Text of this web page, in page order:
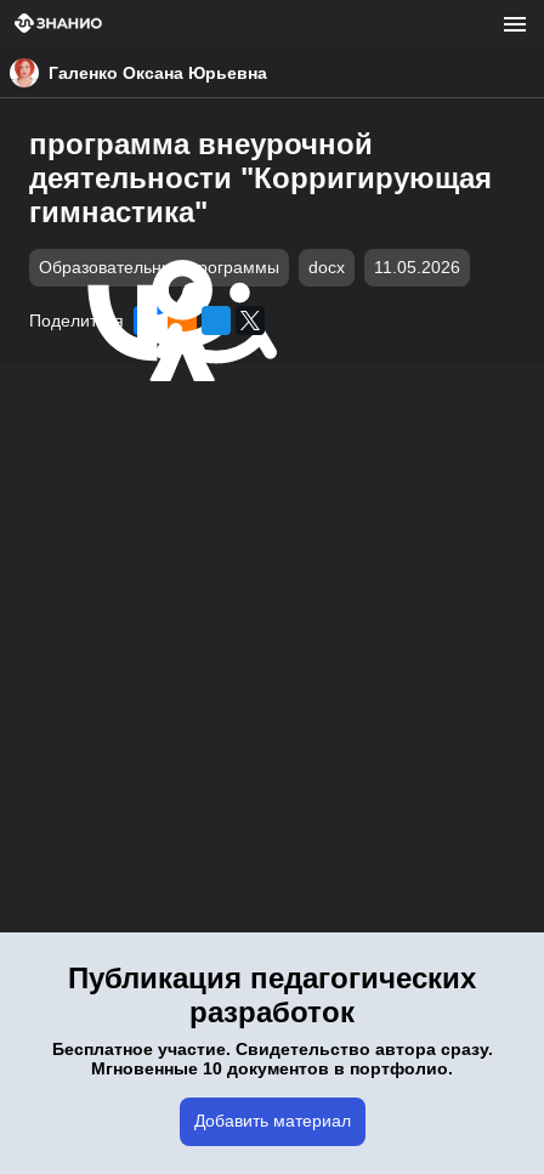
Галенко Оксана Юрьевна
программа внеурочной
деятельности "Корригирующая
гимнастика"
Образовательные программы docx 11.05.2026
Поделиться
Публикация педагогических
разработок
Бесплатное участие. Свидетельство автора сразу.
Мгновенные 10 документов в портфолио.
Добавить материал